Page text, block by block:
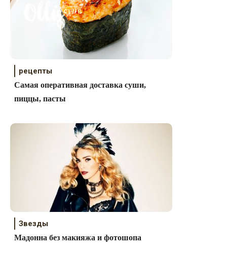
рецепты
Самая оперативная доставка суши,
пиццы, пасты
Звезды
Мадонна без макияжа и фотошопа